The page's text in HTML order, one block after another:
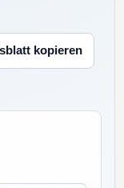
kopieren